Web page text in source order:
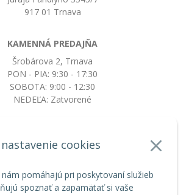
cookies
pomáhajú pri poskytovaní služieb
spoznať a zapamätať si vaše
917 01 Trnava
KAMENNÁ PREDAJŇA
Šrobárova 2, Trnava
PON - PIA: 9:30 - 17:30
SOBOTA: 9:00 - 12:30
NEDEĽA: Zatvorené